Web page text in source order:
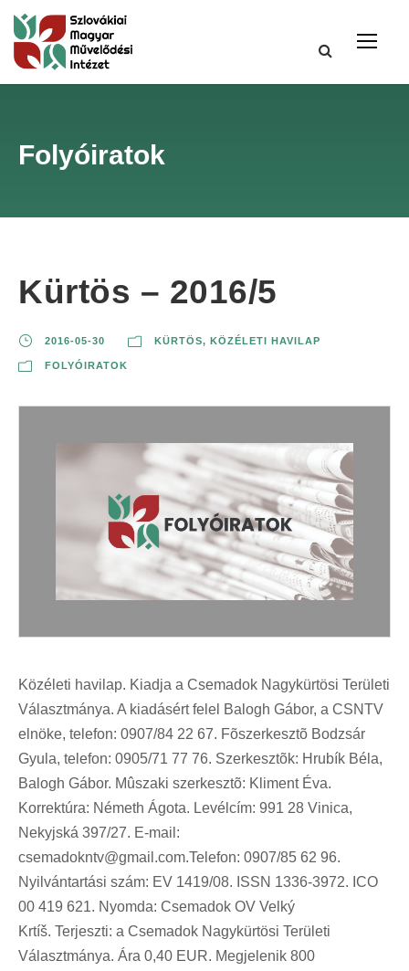
Folyóiratok
Kürtös – 2016/5
2016-05-30 KÜRTÖS, KÖZÉLETI HAVILAP
FOLYÓIRATOK
Közéleti havilap. Kiadja a Csemadok Nagykürtösi Területi
Választmánya. A kiadásért felel Balogh Gábor, a CSNTV
elnöke, telefon: 0907/84 22 67. Fõszerkesztõ Bodzsár
Gyula, telefon: 0905/71 77 76. Szerkesztõk: Hrubík Béla,
Balogh Gábor. Mûszaki szerkesztõ: Kliment Éva.
Korrektúra: Németh Ágota. Levélcím: 991 28 Vinica,
Nekyjská 397/27. E-mail:
csemadokntv@gmail.com.Telefon: 0907/85 62 96.
Nyilvántartási szám: EV 1419/08. ISSN 1336-3972. ICO
00 419 621. Nyomda: Csemadok OV Velký
Krtíš. Terjeszti: a Csemadok Nagykürtösi Területi
Választmánya. Ára 0,40 EUR. Megjelenik 800